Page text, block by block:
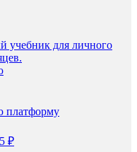
учебник для личного
платформу
₽